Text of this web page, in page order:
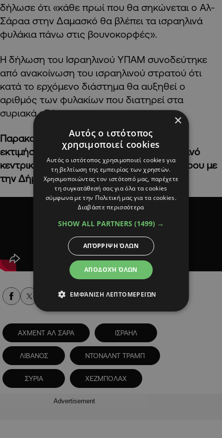
δήλωσε ότι «κάθε πρωί που θα σηκώνεται ο Αλ-
Σάραα στην Δαμασκό θα βλέπει τα ισραηλινά
φυλάκια πάνω στις βουνοκορφές».
Η δήλωση του Ισραηλινού ΥΠΑΜ συνοδεύτηκε
από ανακοίνωση του ισραηλινού στρατού ότι
κατά το ερχόμενο διάστημα θα αυξηθεί ο
αριθμός των φυλακίων που διατηρεί στα
συριακά εδάφη.
Παρακολουθήστε τις πληροφορίες και τις
εκτιμήσεις του Γαβριήλ Χαρίτου στο αποψινό
κεντρικό δελτίο ειδήσεων του ALPHA Κύπρου με
την Δήμητρα Μακρυγιάννη
Alpha Podcasts
ΑΧΜΕΝΤ ΑΛ ΣΑΡΑ ΙΣΡΑΗΛ
ΛΙΒΑΝΟΣ ΝΤΟΝΑΛΝΤ ΤΡΑΜΠ
ΣΥΡΙΑ ΧΕΖΜΠΟΛΑΧ
Advertisement
×
Αυτός ο ιστότοπος
χρησιμοποιεί cookies
Αυτός ο ιστότοπος χρησιμοποιεί cookies για
τη βελτίωση της εμπειρίας των χρηστών.
Χρησιμοποιώντας τον ιστότοπό μας, παρέχετε
τη συγκατάθεσή σας για όλα τα cookies
σύμφωνα με την Πολιτική μας για τα cookies.
Διαβάστε περισσότερα
SHOW ALL PARTNERS (1499) →
ΑΠΟΔΟΧΉ ΌΛΩΝ
ΑΠΌΡΡΙΨΗ ΌΛΩΝ
ΕΜΦΆΝΙΣΗ ΛΕΠΤΟΜΕΡΕΙΏΝ